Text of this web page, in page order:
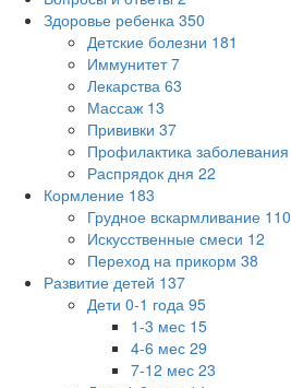
Здоровье ребенка 350
Детские болезни 181
Иммунитет7
Лекарства 63
Массаж 13
Прививки 37
Профилактика заболевания
Распрядок дня 22
Кормление 183
Грудное вскармливание 110
Искусственные смеси 12
Переход на прикорм 38
Развитие детей 137
Дети 0-1 года 95
1-3 мес 15
4-6 мес 29
7-12 мес 23